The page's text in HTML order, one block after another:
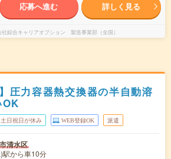
応募へ進む 詳しく見る
社綜合キャリアオプション 製造事業部（全国）
圧力容器熱交換器の半自動溶
土日祝日が休み WEB登録OK 派遣
清水区
駅から車10分